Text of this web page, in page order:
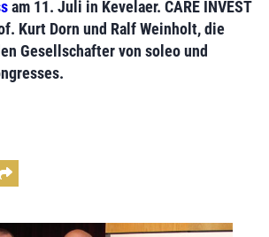
am 11. Juli in Kevelaer. CARE INVEST
Kurt Dorn und Ralf Weinholt, die
Gesellschafter von soleound